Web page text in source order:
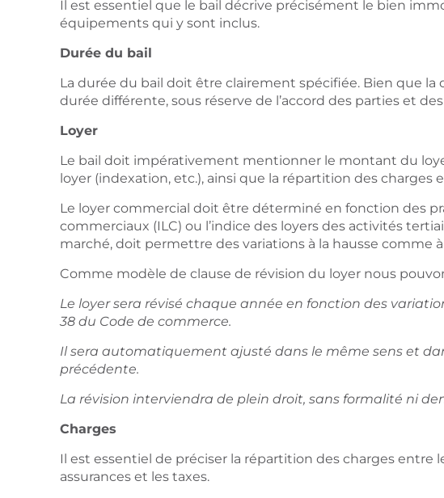
Il est essentiel que le bail décrive précisément le bien
équipements qui y sont inclus.
Durée du bail
La durée du bail doit être clairement spécifiée. Bien que la
durée différente, sous réserve de l’accord des parties et
Loyer
Le bail doit impérativement mentionner le montant du
loyer (indexation, etc.), ainsi que la répartition des charges
Le loyer commercial doit être déterminé en fonction des
commerciaux (ILC) ou l’indice des loyers des activités
marché, doit permettre des variations à la hausse comme
Comme modèle de clause de révision du loyer nous
Le loyer sera révisé chaque année en fonction des
38 du Code de commerce.
Il sera automatiquement ajusté dans le même sens et
précédente.
La révision interviendra de plein droit, sans formalité ni
Charges
Il est essentiel de préciser la répartition des charges entre
assurances et les taxes.